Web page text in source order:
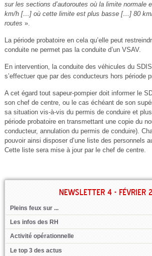
NEWSLETTER 4 - FÉVRIER
Pleins feux sur ...
Les infos des RH
Activité opérationnelle
Le top 3 des actus
sur les sections d’autoroutes où la limite normale
km/h […] où cette limite est plus basse […] 80
routes ».
La période probatoire en cela qu’elle peut
conduite ne permet pas la conduite d’un VSAV.
En intervention, la conduite des véhicules du
s’effectuer que par des conducteurs hors période
A cet égard tout sapeur-pompier doit informer le
son chef de centre, ou le cas échéant de son
sa situation vis-à-vis du permis de conduire et
période probatoire en transmettant une copie du
conducteur, annulation du permis de conduire).
pouvoir ainsi disposer d’une liste des personnels
Cette liste sera mise à jour par le chef de centre.